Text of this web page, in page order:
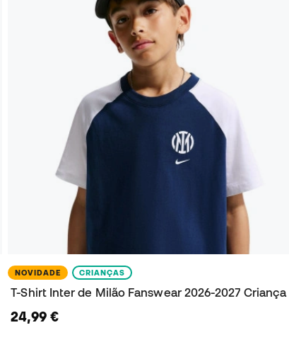
NOVIDADE CRIANÇAS
T-Shirt Inter de Milão Fanswear 2026-2027 Criança
24,99 €